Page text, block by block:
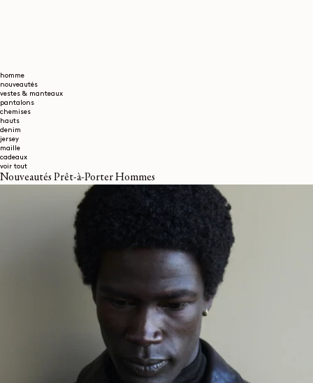
homme
nouveautés
vestes & manteaux
pantalons
chemises
hauts
denim
jersey
maille
cadeaux
voir tout
Nouveautés Prêt-à-Porter Hommes